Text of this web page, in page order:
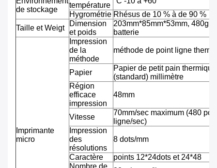
de stockage
température
Hygrométrie Rhésus de 10 % à de 90 %
Taille et Weigt
Dimension
et poids
203mm*85mm*53mm, 480g
batterie
Imprimante
micro
Impression
de la
méthode
méthode de point ligne
Papier
Papier de petit pain
(standard) millimètre
Région
efficace
impression
48mm
Vitesse
70mm/sec maximum (480
ligne/sec)
Impression
des
résolutions
8 dots/mm
Caractère
points 12*24dots et 24*48